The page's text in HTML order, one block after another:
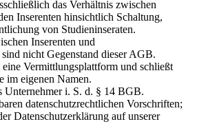
das Verhältnis zwischen
Inserenten hinsichtlich Schaltung,
von Studieninseraten.
Inserenten und
nicht Gegenstand dieser AGB.
Vermittlungsplattform und schließt
im eigenen Namen.
Unternehmer i. S. d. § 14 BGB.
datenschutzrechtlichen Vorschriften;
Datenschutzerklärung auf unserer